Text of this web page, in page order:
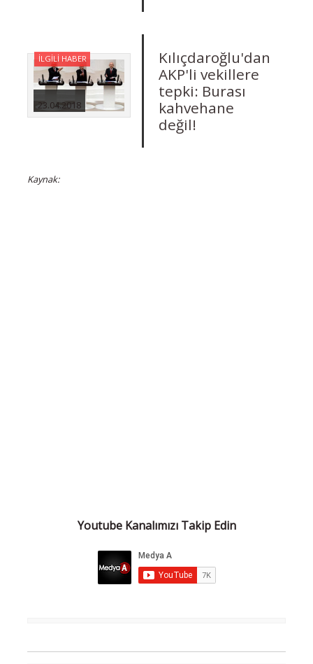
23.04.2018
Kılıçdaroğlu'dan
AKP'li vekillere
tepki: Burası
kahvehane
değil!
İLGİLİ HABER
Kaynak:
Youtube Kanalımızı Takip Edin